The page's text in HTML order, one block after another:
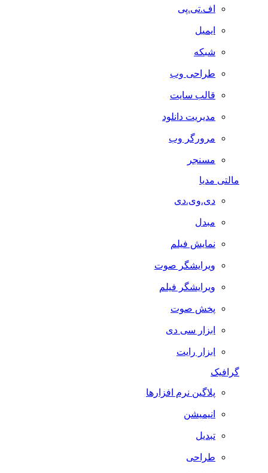
اف.تی.پی
ایمیل
شبکه
طراحی وب
قالب سایت
مدیریت دانلود
مرورگر وب
مسنجر
مالتی مدیا
دی.وی.دی
مبدل
نمایش فیلم
ویرایشگر صوت
ویرایشگر فیلم
پخش صوت
ابزار سی دی
ابزار رایت
گرافیک
پلاگین نرم افزارها
انیمیشن
تبدیل
طراحی